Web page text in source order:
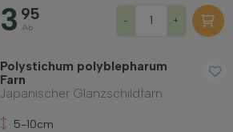
3 95
Ab
- +
Polystichum polyblepharum
Farn
Japanischer Glanzschildfarn
5-10cm